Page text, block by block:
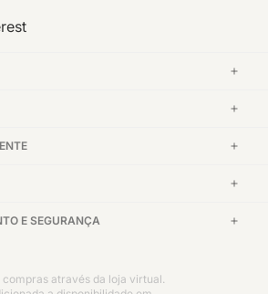
E SEGURANÇA
através da loja virtual.